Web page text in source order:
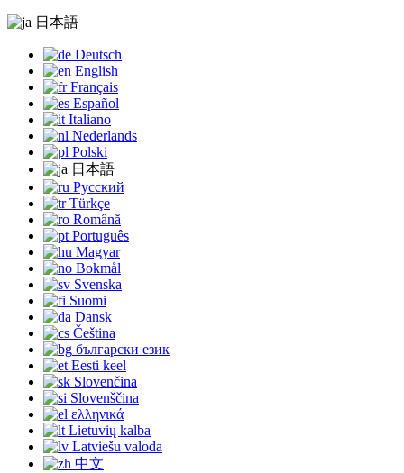
日本語
Deutsch
English
Français
Español
Italiano
Nederlands
Polski
日本語
Русский
Türkçe
Română
Português
Magyar
Bokmål
Svenska
Suomi
Dansk
Čeština
български език
Eesti keel
Slovenčina
Slovenščina
ελληνικά
Lietuvių kalba
Latviešu valoda
中文